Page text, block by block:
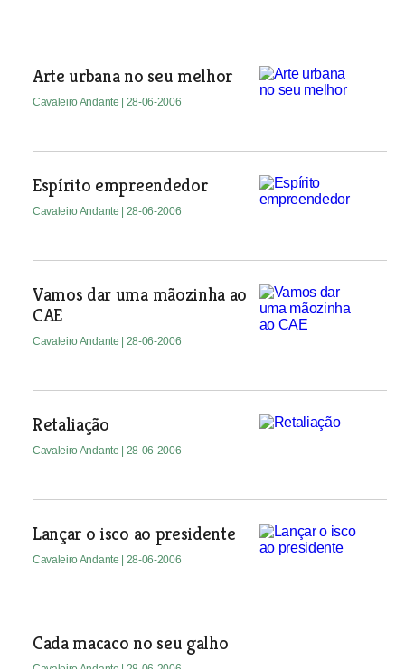
Arte urbana no seu melhor
Cavaleiro Andante | 28-06-2006
Espírito empreendedor
Cavaleiro Andante | 28-06-2006
Vamos dar uma mãozinha ao
CAE
Cavaleiro Andante | 28-06-2006
Retaliação
Cavaleiro Andante | 28-06-2006
Lançar o isco ao presidente
Cavaleiro Andante | 28-06-2006
Cada macaco no seu galho